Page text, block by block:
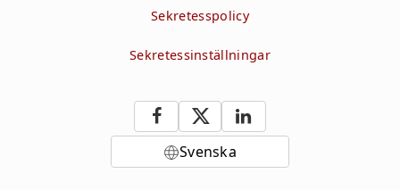
Sekretesspolicy
Sekretessinställningar
Svenska